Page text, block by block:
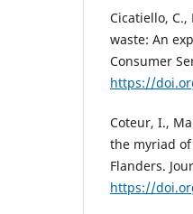
Cicatiello, C.,
waste: An
Consumer
https://
Coteur, I.,
the myriad
Flanders.
https://